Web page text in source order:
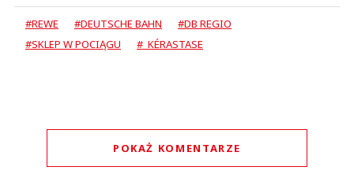
#REWE #DEUTSCHE BAHN
#DB REGIO
#SKLEP W POCIĄGU
# KÉRASTASE
POKAŻ KOMENTARZE